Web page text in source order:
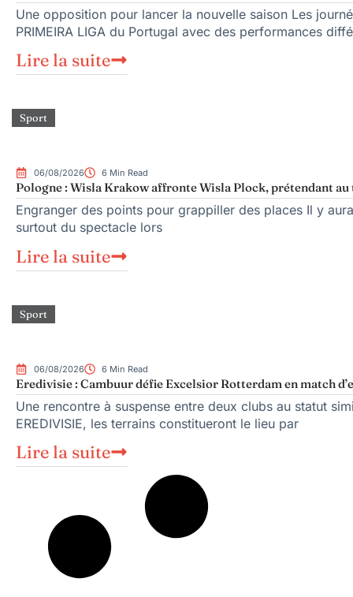
Une opposition pour lancer la nouvelle saison Les
PRIMEIRA LIGA du Portugal avec des performances
Lire la suite
Sport
06/08/2026 6 Min Read
Pologne : Wisla Krakow affronte Wisla Plock, prétendant
Engranger des points pour grappiller des places Il y
surtout du spectacle lors
Lire la suite
Sport
06/08/2026 6 Min Read
Eredivisie : Cambuur défie Excelsior Rotterdam en match
Une rencontre à suspense entre deux clubs au statut
EREDIVISIE, les terrains constitueront le lieu par
Lire la suite